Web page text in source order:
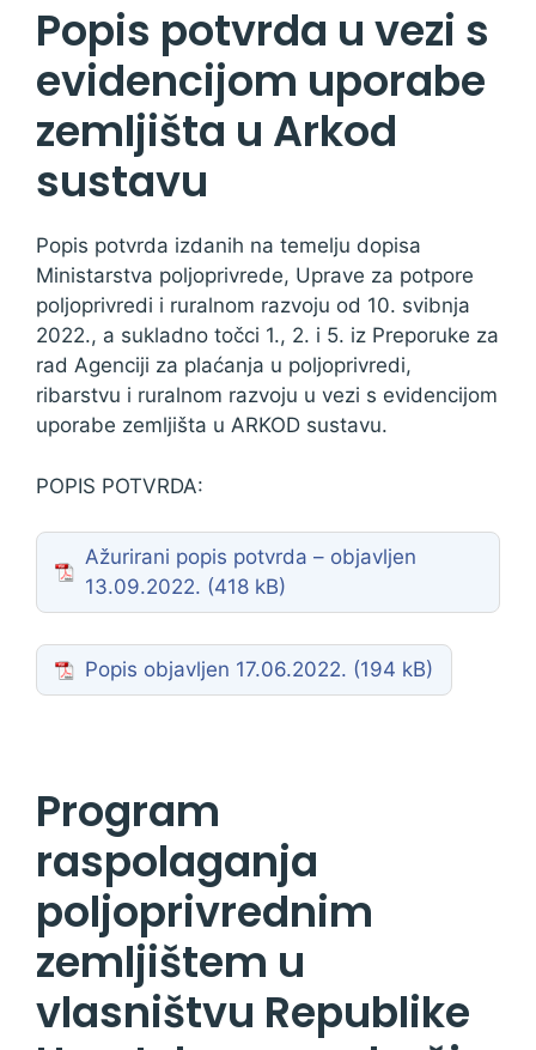
Popis potvrda u vezi s
evidencijom uporabe
zemljišta u Arkod
sustavu
Popis potvrda izdanih na temelju dopisa
Ministarstva poljoprivrede, Uprave za potpore
poljoprivredi i ruralnom razvoju od 10. svibnja
2022., a sukladno točci 1., 2. i 5. iz Preporuke za
rad Agenciji za plaćanja u poljoprivredi,
ribarstvu i ruralnom razvoju u vezi s evidencijom
uporabe zemljišta u ARKOD sustavu.
POPIS POTVRDA:
Ažurirani popis potvrda – objavljen
13.09.2022.
Popis objavljen 17.06.2022.
Program
raspolaganja
poljoprivrednim
zemljištem u
vlasništvu Republike